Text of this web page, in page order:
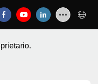
CONTATTACI